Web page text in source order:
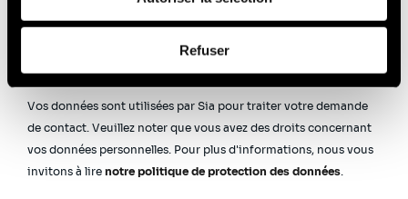
vous pouvez nous contacter et comment nous traitons
Politique de protection des données à caractère
personnel .
Refuser
Cette question sert à vérifier si vous êtes un visiteur humain
Vos données sont utilisées par Sia pour traiter votre demande
de contact. Veuillez noter que vous avez des droits concernant
vos données personnelles. Pour plus d'informations, nous vous
invitons à lire notre politique de protection des données.